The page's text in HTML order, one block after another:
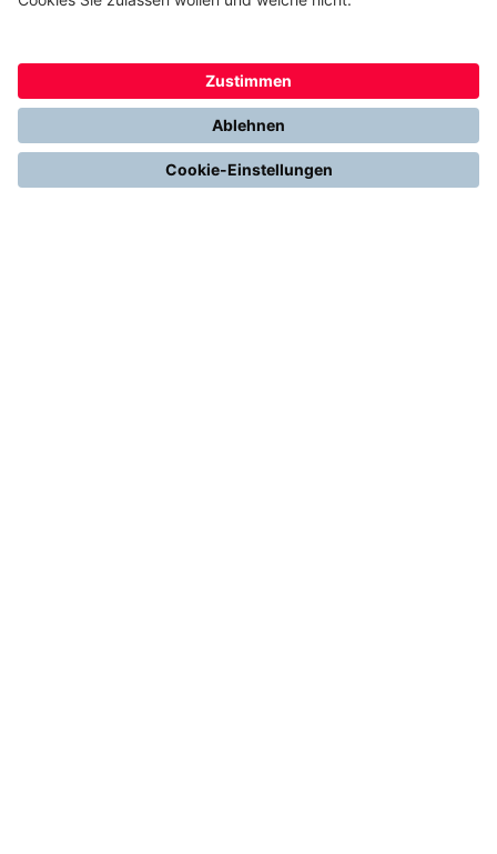
Karriere
Erfahrungen & Storys unserer Kunden
Freunde empfehlen: 300 € Prämie sichern
Ethics & Compliance bei thermondo